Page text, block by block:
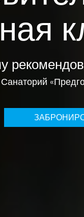
Санаторий